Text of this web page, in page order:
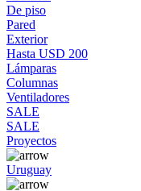
De piso
Pared
Exterior
Hasta USD 200
Lámparas
Columnas
Ventiladores
SALE
SALE
Proyectos
Uruguay